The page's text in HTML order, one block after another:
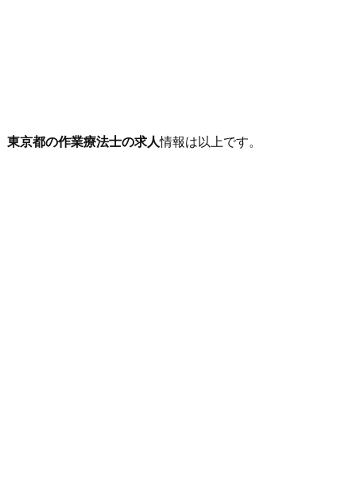
東京都の作業療法士の求人情報は以上です。